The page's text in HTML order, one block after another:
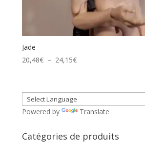
Jade
20,48€ – 24,15€Plage
20,48€
à
24,15€
Powered by Translate
Catégories de produits